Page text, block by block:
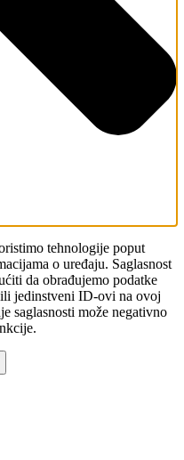
tehnologije poput
o uređaju. Saglasnost
da obrađujemo podatke
jedinstveni ID-ovi na ovoj
saglasnosti može negativno